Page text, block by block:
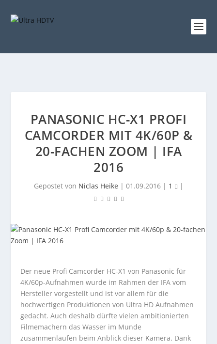
PANASONIC HC-X1 PROFI
CAMCORDER MIT 4K/60P &
20-FACHEN ZOOM | IFA
2016
Gepostet von Niclas Heike | 01.09.2016| 1 |
Der neue Profi Camcorder HC-X1 von Panasonic für
4K/60p-Aufnahmen wurde im Rahmen der IFA vom
Hersteller vorgestellt und ist vor allem für die
hochwertigen Produktionen von Ultra HD Aufnahmen
gedacht. Auch deshalb dürfte vielen ambitionierten
Filmemachern das Wasser im Munde
zusammenlaufen beim Anblick dieser Kamera. Dank